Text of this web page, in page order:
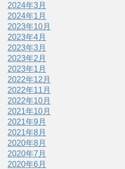
2024年3月
2024年1月
2023年10月
2023年4月
2023年3月
2023年2月
2023年1月
2022年12月
2022年11月
2022年10月
2021年10月
2021年9月
2021年8月
2020年8月
2020年7月
2020年6月